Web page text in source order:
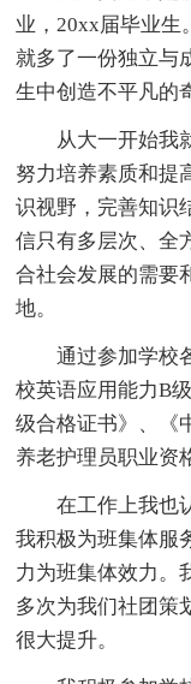
业，20xx届毕业生
就多了一份独立与
生中创造不平凡的
从大一开始我
努力培养素质和提
识视野，完善知识
信只有多层次、全
合社会发展的需要
地。
通过参加学校
校英语应用能力B
级合格证书》、《
养老护理员职业资
在工作上我也
我积极为班集体服
力为班集体效力。
多次为我们社团策
很大提升。